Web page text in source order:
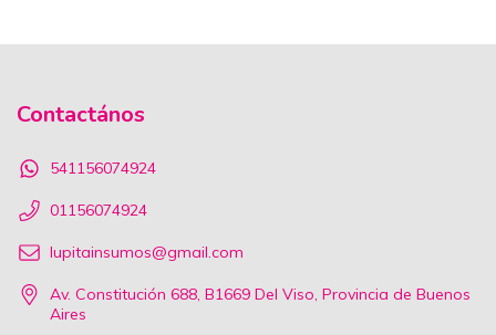
Contactános
541156074924
01156074924
lupitainsumos@gmail.com
Av. Constitución 688, B1669 Del Viso, Provincia de Buenos
Aires